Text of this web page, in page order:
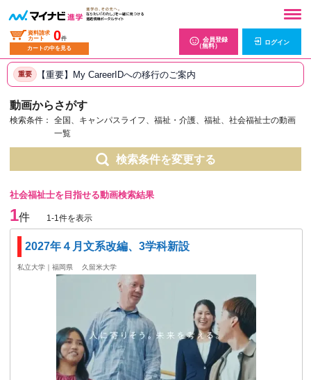
資料請求
カート
0件
カートの中を見る
会員登録
（無料）
ログイン
重要 【重要】My CareerIDへの移行のご案内
動画からさがす
検索条件：
全国、キャンパスライフ、福祉・介護、福祉、社会福祉士の動画
一覧
検索条件を変更する
社会福祉士を目指せる動画検索結果
1件 1-1件を表示
2027年４月文系改編、3学科新設
私立大学｜福岡県 久留米大学